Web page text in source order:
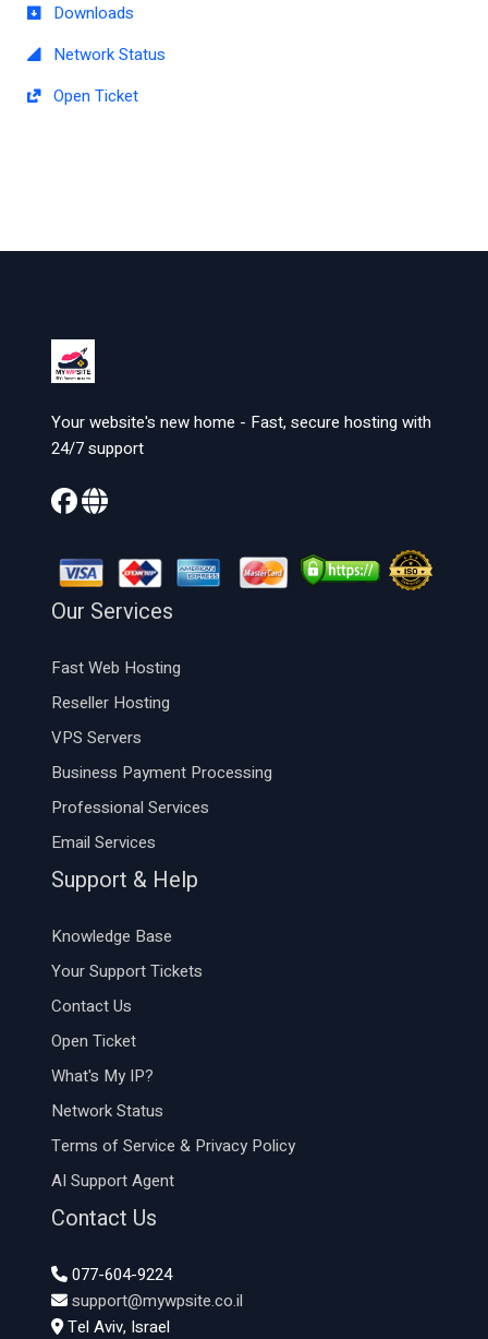
Downloads
Network Status
Open Ticket
Your website's new home - Fast, secure hosting with
24/7 support
Our Services
Fast Web Hosting
Reseller Hosting
VPS Servers
Business Payment Processing
Professional Services
Email Services
Support & Help
Knowledge Base
Your Support Tickets
Contact Us
Open Ticket
What's My IP?
Network Status
Terms of Service & Privacy Policy
AI Support Agent
Contact Us
077-604-9224
support@mywpsite.co.il
Tel Aviv, Israel